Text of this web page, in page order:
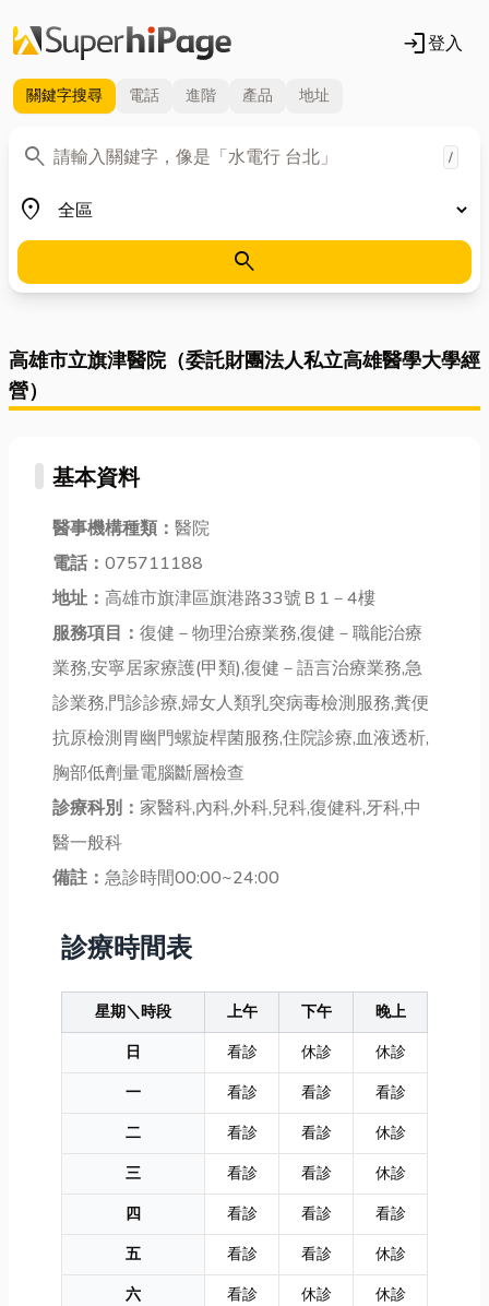
login登入
關鍵字搜尋 電話 進階 產品 地址
search
關鍵字 /
place
地區
search
高雄市立旗津醫院（委託財團法人私立高雄醫學大學經
營）
基本資料
醫事機構種類： 醫院
電話： 075711188
地址： 高雄市旗津區旗港路33號Ｂ1－4樓
服務項目： 復健－物理治療業務,復健－職能治療
業務,安寧居家療護(甲類),復健－語言治療業務,急
診業務,門診診療,婦女人類乳突病毒檢測服務,糞便
抗原檢測胃幽門螺旋桿菌服務,住院診療,血液透析,
胸部低劑量電腦斷層檢查
診療科別： 家醫科,內科,外科,兒科,復健科,牙科,中
醫一般科
備註： 急診時間00:00~24:00
診療時間表
星期＼時段 上午 下午
晚上
日
看診 休診
休診
一
看診 看診
看診
二
看診 看診
休診
三
看診 看診
休診
四
看診 看診
看診
五
看診 看診
休診
六
看診 休診 休診